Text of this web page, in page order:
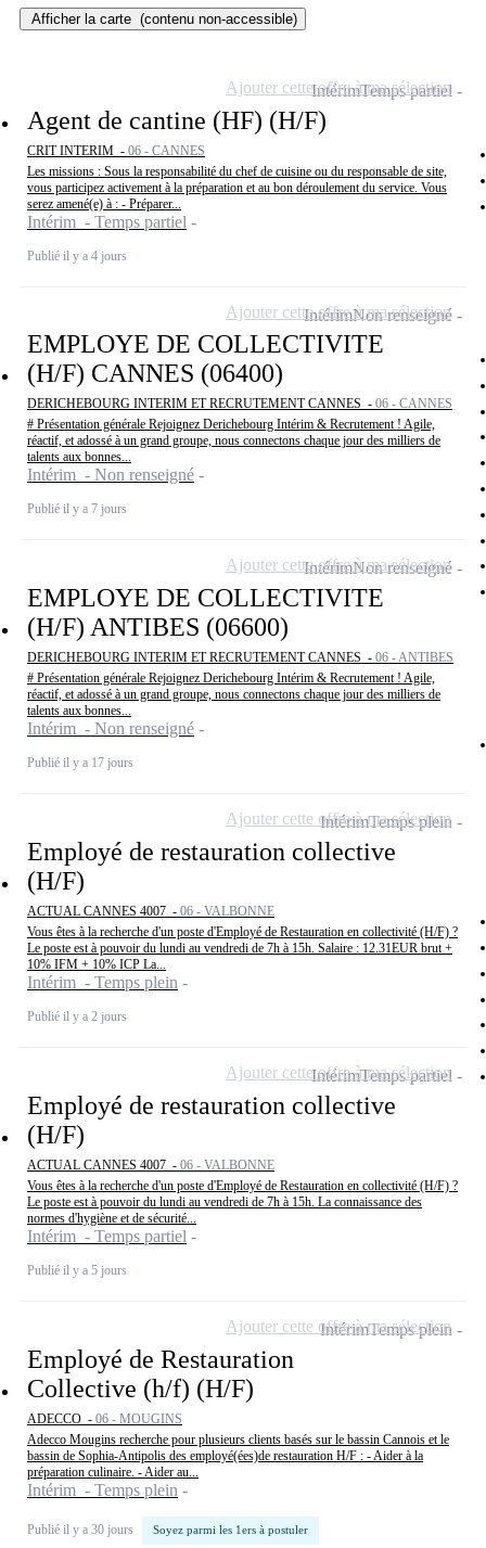
Afficher la carte (contenu non-accessible)
Agent de cantine (HF) (H/F)
CRIT INTERIM - 06 - CANNES
Les missions : Sous la responsabilité du chef de cuisine ou du responsable de site,
vous participez activement à la préparation et au bon déroulement du service. Vous
serez amené(e) à : - Préparer...
Intérim - Temps partiel
Publié il y a 4 jours
IntérimTemps partiel
Ajouter cette offre à ma sélection
EMPLOYE DE COLLECTIVITE
(H/F) CANNES (06400)
DERICHEBOURG INTERIM ET RECRUTEMENT CANNES - 06 - CANNES
# Présentation générale Rejoignez Derichebourg Intérim & Recrutement ! Agile,
réactif, et adossé à un grand groupe, nous connectons chaque jour des milliers de
talents aux bonnes...
Intérim - Non renseigné
Publié il y a 7 jours
IntérimNon renseigné
Ajouter cette offre à ma sélection
EMPLOYE DE COLLECTIVITE
(H/F) ANTIBES (06600)
DERICHEBOURG INTERIM ET RECRUTEMENT CANNES - 06 - ANTIBES
# Présentation générale Rejoignez Derichebourg Intérim & Recrutement ! Agile,
réactif, et adossé à un grand groupe, nous connectons chaque jour des milliers de
talents aux bonnes...
Intérim - Non renseigné
Publié il y a 17 jours
IntérimNon renseigné
Ajouter cette offre à ma sélection
Employé de restauration collective
(H/F)
ACTUAL CANNES 4007 - 06 - VALBONNE
Vous êtes à la recherche d'un poste d'Employé de Restauration en collectivité (H/F) ?
Le poste est à pouvoir du lundi au vendredi de 7h à 15h. Salaire : 12.31EUR brut +
10% IFM + 10% ICP La...
Intérim - Temps plein
Publié il y a 2 jours
IntérimTemps plein
Ajouter cette offre à ma sélection
Employé de restauration collective
(H/F)
ACTUAL CANNES 4007 - 06 - VALBONNE
Vous êtes à la recherche d'un poste d'Employé de Restauration en collectivité (H/F) ?
Le poste est à pouvoir du lundi au vendredi de 7h à 15h. La connaissance des
normes d'hygiène et de sécurité...
Intérim - Temps partiel
Publié il y a 5 jours
IntérimTemps partiel
Ajouter cette offre à ma sélection
Employé de Restauration
Collective (h/f) (H/F)
ADECCO - 06 - MOUGINS
Adecco Mougins recherche pour plusieurs clients basés sur le bassin Cannois et le
bassin de Sophia-Antipolis des employé(ées)de restauration H/F : - Aider à la
préparation culinaire. - Aider au...
Intérim - Temps plein
Publié il y a 30 jours Soyez parmi les 1ers à postuler
IntérimTemps plein
Ajouter cette offre à ma sélection